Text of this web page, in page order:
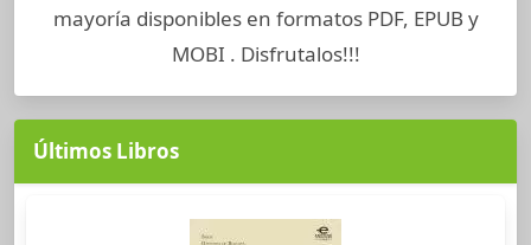
mayoría disponibles en formatos PDF, EPUB y
MOBI . Disfrutalos!!!
Últimos Libros